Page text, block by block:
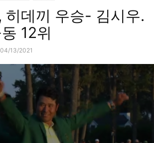
히데끼 우승- 김시우.
12위
04/13/2021